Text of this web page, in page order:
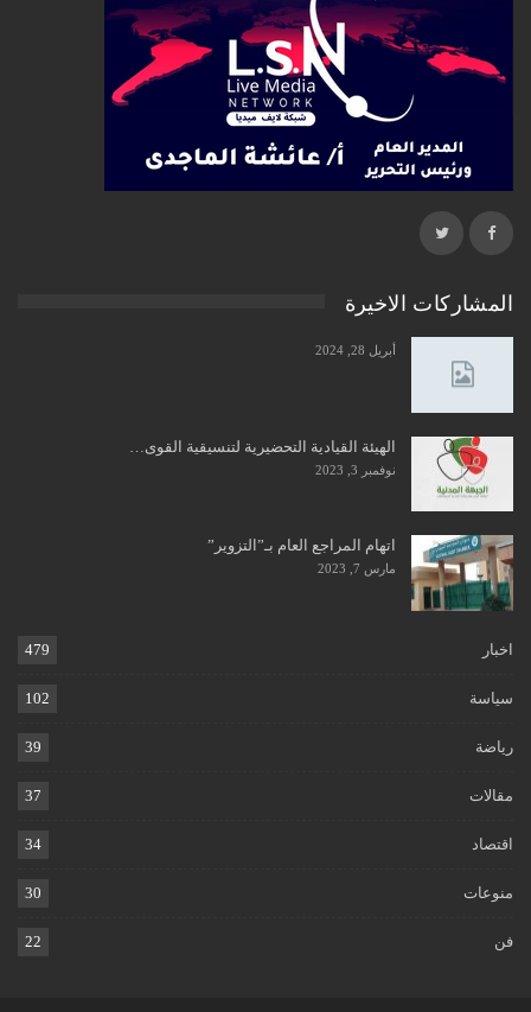
المشاركات الاخيرة
أبريل 28, 2024
الهيئة القيادية التحضيرية لتنسيقية القوى…
نوفمبر 3, 2023
اتهام المراجع العام بـ”التزوير”
مارس 7, 2023
اخبار 479
سياسة 102
رياضة 39
مقالات 37
اقتصاد 34
منوعات 30
فن 22